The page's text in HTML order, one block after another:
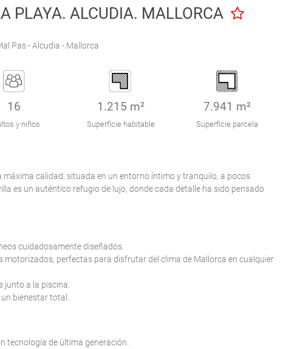
PLAYA. ALCUDIA. MALLORCA
Pas - Alcudia - Mallorca
16
y niños
1.215 m²
Superfície habitable
7.941 m²
Superfície parcela
calidad, situada en un entorno íntimo y tranquilo, a pocos
es un auténtico refugio de lujo, donde cada detalle ha sido pensado
cuidadosamente diseñados.
motorizados, perfectas para disfrutar del clima de Mallorca en cualquier
junto a la piscina.
bienestar total.
tecnología de última generación.